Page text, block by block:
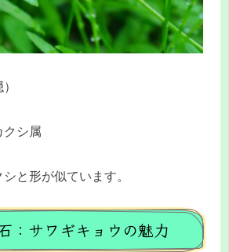
クシ属
と形が似ています。
：サワギキョウの魅力